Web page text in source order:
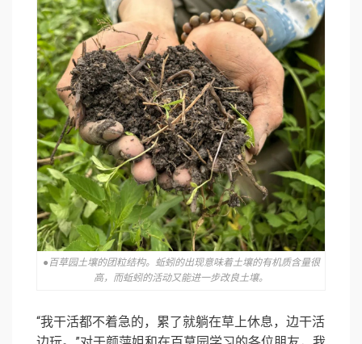
●百草园土壤的团粒结构。蚯蚓的出现意味着土壤的有机质含量很
高，而蚯蚓的活动又能进一步改良土壤。
“我干活都不着急的，累了就躺在草上休息，边干活